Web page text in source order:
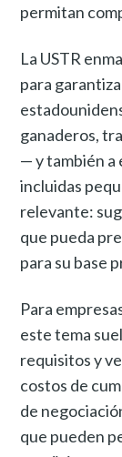
permitan
La USTR
para
ganaderos,
— y también a
incluidas
relevante:
que pueda
para su base
Para
este tema
requisitos y
costos de
de
que pueden